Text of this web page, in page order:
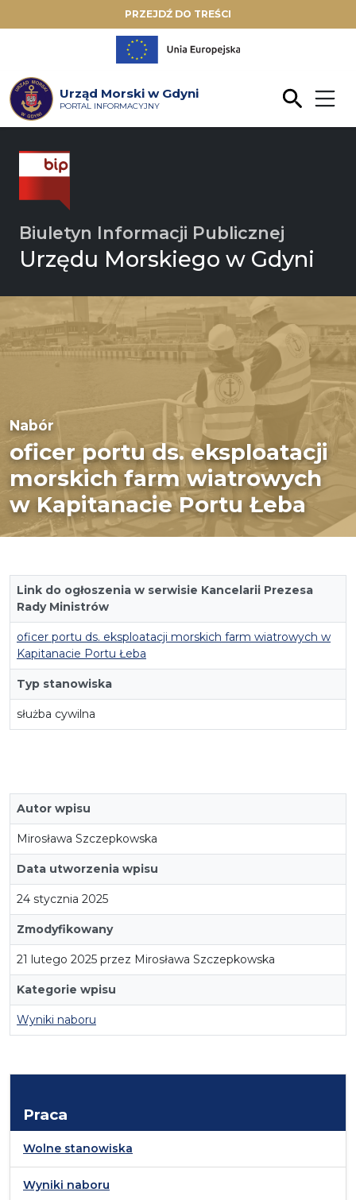
PRZEJDŹ DO TREŚCI
Urząd Morski w Gdyni
PORTAL INFORMACYJNY
Biuletyn Informacji Publicznej
Urzędu Morskiego w Gdyni
Nabór
oficer portu ds. eksploatacji
morskich farm wiatrowych
w Kapitanacie Portu Łeba
Link do ogłoszenia w serwisie Kancelarii Prezesa
Rady Ministrów
oficer portu ds. eksploatacji morskich farm wiatrowych w
Kapitanacie Portu Łeba
Typ stanowiska
służba cywilna
Autor wpisu
Mirosława Szczepkowska
Data utworzenia wpisu
24 stycznia 2025
Zmodyfikowany
21 lutego 2025 przez Mirosława Szczepkowska
Kategorie wpisu
Wyniki naboru
Praca
Wolne stanowiska
Wyniki naboru